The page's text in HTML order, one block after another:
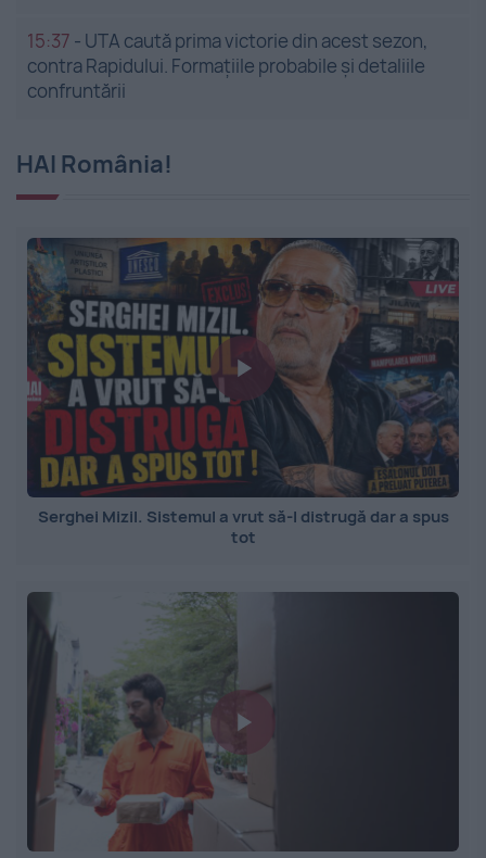
15:37 - UTA caută prima victorie din acest sezon,
contra Rapidului. Formațiile probabile și detaliile
confruntării
HAI România!
Serghei Mizil. Sistemul a vrut să-l distrugă dar a spus
tot